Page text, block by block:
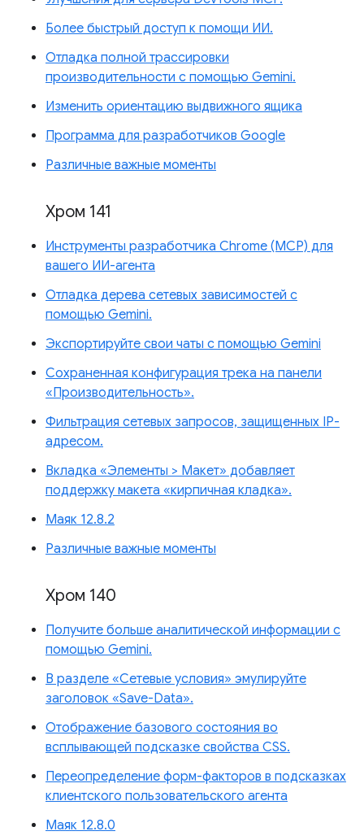
Более быстрый доступ к помощи ИИ.
Отладка полной трассировки
производительности с помощью Gemini.
Изменить ориентацию выдвижного ящика
Программа для разработчиков Google
Различные важные моменты
Хром 141
Инструменты разработчика Chrome (MCP) для
вашего ИИ-агента
Отладка дерева сетевых зависимостей с
помощью Gemini.
Экспортируйте свои чаты с помощью Gemini
Сохраненная конфигурация трека на панели
«Производительность».
Фильтрация сетевых запросов, защищенных IP-
адресом.
Вкладка «Элементы > Макет» добавляет
поддержку макета «кирпичная кладка».
Маяк 12.8.2
Различные важные моменты
Хром 140
Получите больше аналитической информации с
помощью Gemini.
В разделе «Сетевые условия» эмулируйте
заголовок «Save-Data».
Отображение базового состояния во
всплывающей подсказке свойства CSS.
Переопределение форм-факторов в подсказках
клиентского пользовательского агента
Маяк 12.8.0